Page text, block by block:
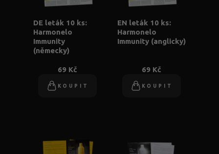
DE leták 10 ks:
Harmonelo
Immunity
(německy)
69 Kč
KOUPIT
EN leták 10 ks:
Harmonelo
Immunity (anglicky)
69 Kč
KOUPIT